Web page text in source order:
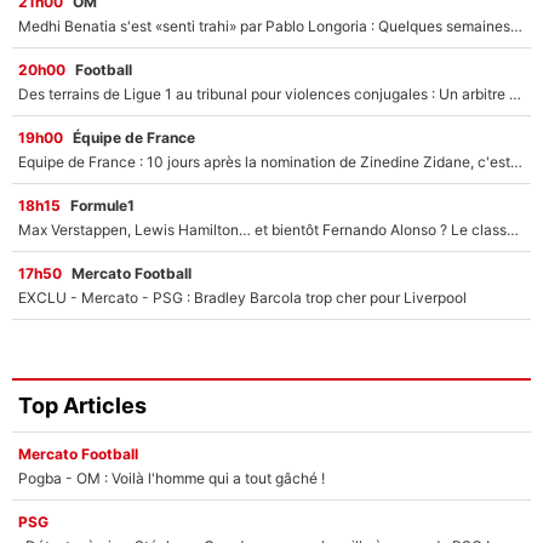
Medhi Benatia s'est «senti trahi» par Pablo Longoria : Quelques semaines après son départ, l'ancien directeur de football de l'OM règle ses comptes
20h00 Football
Des terrains de Ligue 1 au tribunal pour violences conjugales : Un arbitre français encourt une peine de 18 mois de prison !
19h00 Équipe de France
Equipe de France : 10 jours après la nomination de Zinedine Zidane, c'est au tour de son fils de prendre un nouveau départ !
18h15 Formule1
Max Verstappen, Lewis Hamilton… et bientôt Fernando Alonso ? Le classement des pilotes les mieux payés en Formule 1 risque de changer !
17h50 Mercato Football
EXCLU - Mercato - PSG : Bradley Barcola trop cher pour Liverpool
Top Articles
Mercato Football
Pogba - OM : Voilà l'homme qui a tout gâché !
PSG